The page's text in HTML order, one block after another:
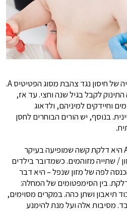
בגיל 24 חודשים ניתנת מנה שניה של חיסון נגד צהבת מסוג הפטיטיס A.
לקבל בגיל שנה וחצי. עד אז,
וחיידקים למיניהם, ולדאוג
בנוסף, יש הורים הבוחרים לחסן
דלקת כבד מסוג A (הפטיטיס (A היא דלקת קשה שמופיעה בעיקר
/ שתייה מזוהמים. כשמדובר בילדים
לפה של מזון שנפל – היא דבר
בין הסימפטומים של המחלה:
תיאבון ושתן כהה. במקרים מסוימים,
מסיבות אלה ועל מנת להימנע